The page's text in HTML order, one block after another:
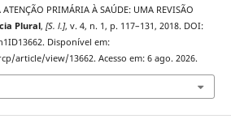
ATENÇÃO PRIMÁRIA À SAÚDE: UMA REVISÃO
Plural, [S. l.], v. 4, n. 1, p. 117–131, 2018. DOI:
Disponível em:
article/view/13662. Acesso em: 6 ago. 2026.